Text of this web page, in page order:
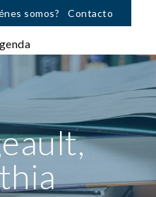
somos? Contacto